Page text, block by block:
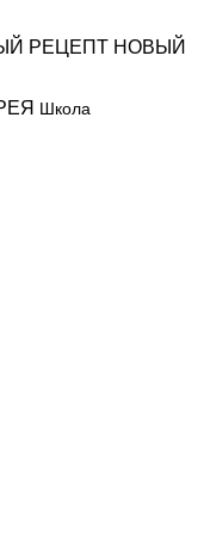
РЕЦЕПТ НОВЫЙ
Школа